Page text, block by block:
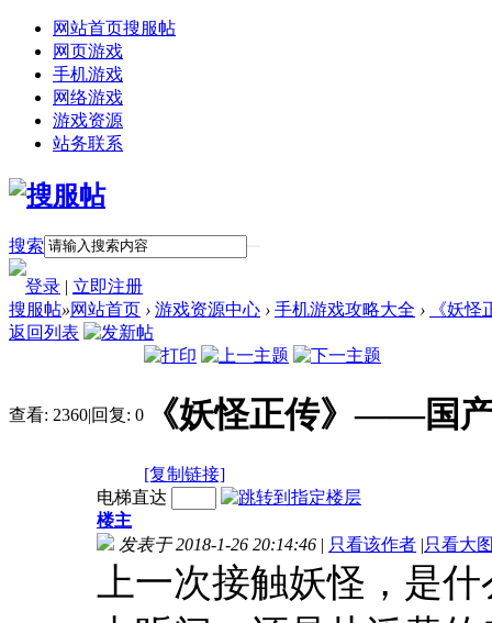
网站首页搜服帖
网页游戏
手机游戏
网络游戏
游戏资源
站务联系
搜索
登录 | 立即注册
搜服帖»网站首页 › 游戏资源中心 › 手机游戏攻略大全 ›
《妖
返回列表
查看: 2360|回复: 0 《妖怪正传》——国
[复制链接]
电梯直达
楼主
发表于 2018-1-26 20:14:46 | 只看该作者 |只看大
上一次接触妖怪，是